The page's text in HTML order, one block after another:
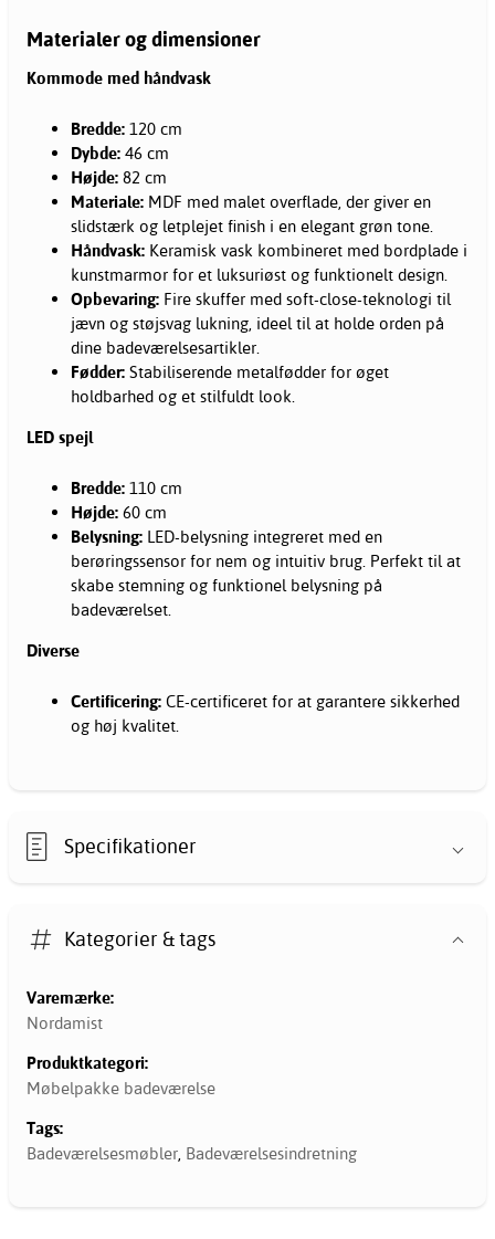
Materialer og dimensioner
Kommode med håndvask
Bredde: 120 cm
Dybde: 46 cm
Højde: 82 cm
Materiale: MDF med malet overflade, der giver en
slidstærk og letplejet finish i en elegant grøn tone.
Håndvask: Keramisk vask kombineret med bordplade i
kunstmarmor for et luksuriøst og funktionelt design.
Opbevaring: Fire skuffer med soft-close-teknologi til
jævn og støjsvag lukning, ideel til at holde orden på
dine badeværelsesartikler.
Fødder: Stabiliserende metalfødder for øget
holdbarhed og et stilfuldt look.
LED spejl
Bredde: 110 cm
Højde: 60 cm
Belysning: LED-belysning integreret med en
berøringssensor for nem og intuitiv brug. Perfekt til at
skabe stemning og funktionel belysning på
badeværelset.
Diverse
Certificering: CE-certificeret for at garantere sikkerhed
og høj kvalitet.
Specifikationer
Kategorier & tags
Varemærke:
Nordamist
Produktkategori:
Møbelpakke badeværelse
Tags:
Badeværelsesmøbler, Badeværelsesindretning